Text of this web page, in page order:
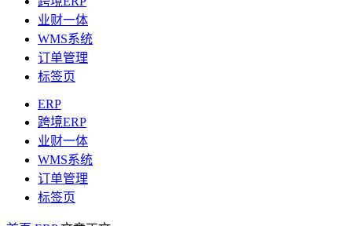
业财一体
WMS系统
订单管理
标签页
ERP
跨境ERP
业财一体
WMS系统
订单管理
标签页